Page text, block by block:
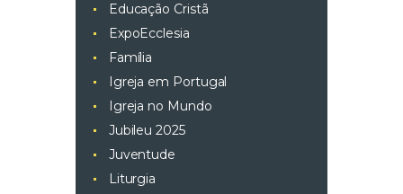
Educação Cristã
ExpoEcclesia
Família
Igreja em Portugal
Igreja no Mundo
Jubileu 2025
Juventude
Liturgia